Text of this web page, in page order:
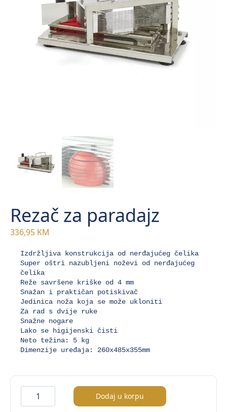
Rezač za paradajz
336,95 KM
Izdržljiva konstrukcija od nerđajućeg čelika
Super oštri nazubljeni noževi od nerđajućeg
čelika
Reže savršene kriške od 4 mm
Snažan i praktičan potiskivač
Jedinica noža koja se može ukloniti
Za rad s dvije ruke
Snažne nogare
Lako se higijenski čisti
Neto težina: 5 kg
Dimenzije uređaja: 260x485x355mm
Rezač
za
Dodaj u korpu